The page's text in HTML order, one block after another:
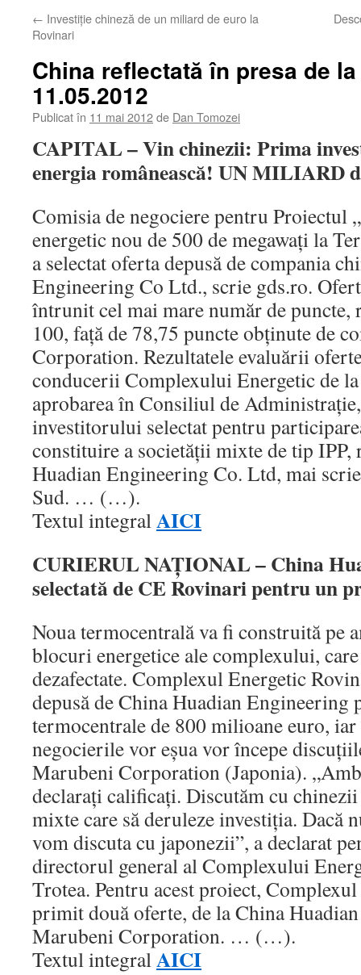
← Investiţie chineză de un miliard de euro la
Rovinari
China reflectată în presa de
11.05.2012
Publicat în 11 mai 2012de Dan Tomozei
CAPITAL – Vin chinezii: Prima
energia românească! UN MILIARD
Comisia de negociere pentru Proiectul
energetic nou de 500 de megawaţi la
a selectat oferta depusă de compania
Engineering Co Ltd., scrie gds.ro.
întrunit cel mai mare număr de puncte,
100, faţă de 78,75 puncte obţinute de
Corporation. Rezultatele evaluării
conducerii Complexului Energetic de
aprobarea în Consiliul de
investitorului selectat pentru
constituire a societăţii mixte de tip IPP,
Huadian Engineering Co. Ltd, mai
Sud. … (…).
Textul integralAICI
CURIERUL NAŢIONAL – China
selectată de CE Rovinari pentru un
Noua termocentrală va fi construită pe
blocuri energetice ale complexului,
dezafectate. Complexul Energetic
depusă de China Huadian Engineering
termocentrale de 800 milioane euro,
negocierile vor eşua vor începe
Marubeni Corporation (Japonia).
declaraţi calificaţi. Discutăm cu
mixte care să deruleze investiţia. Dacă
vom discuta cu japonezii”, a declarat
directorul general al Complexului
Trotea. Pentru acest proiect,
primit două oferte, de la China
Marubeni Corporation. … (…).
Textul integralAICI